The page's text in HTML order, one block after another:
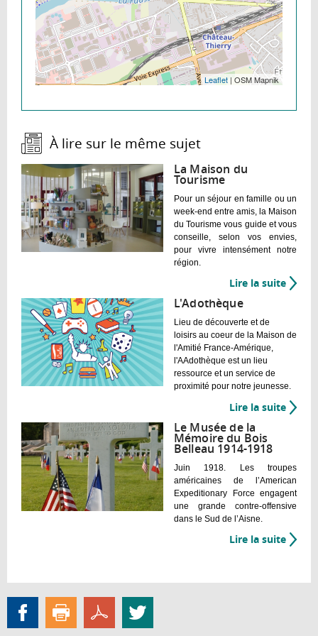
Leaflet| OSM Mapnik
À lire sur le même sujet :
La Maison du
Tourisme
Pour un séjour en famille ou un
week-end entre amis, la Maison
du Tourisme vous guide et vous
conseille, selon vos envies,
pour vivre intensément notre
région.
Lire la suite de
L'Adothèque
Lieu de découverte et de
loisirs au coeur de la Maison de
l'Amitié France-Amérique,
l'AAdothèque est un lieu
ressource et un service de
proximité pour notre jeunesse.
Lire la suite de
Le Musée de la
Mémoire du Bois
Belleau 1914-1918
Juin 1918. Les troupes
américaines de l’American
Expeditionary Force engagent
une grande contre-offensive
dans le Sud de l’Aisne.
Lire la suite de
de